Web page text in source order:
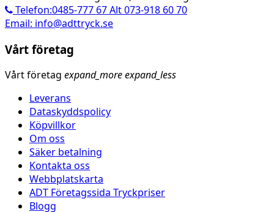
Telefon:0485-777 67 Alt 073-918 60 70
Email: info@adttryck.se
Vårt företag
Vårt företag expand_moreexpand_less
Leverans
Dataskyddspolicy
Köpvillkor
Om oss
Säker betalning
Kontakta oss
Webbplatskarta
ADT Företagssida Tryckpriser
Blogg